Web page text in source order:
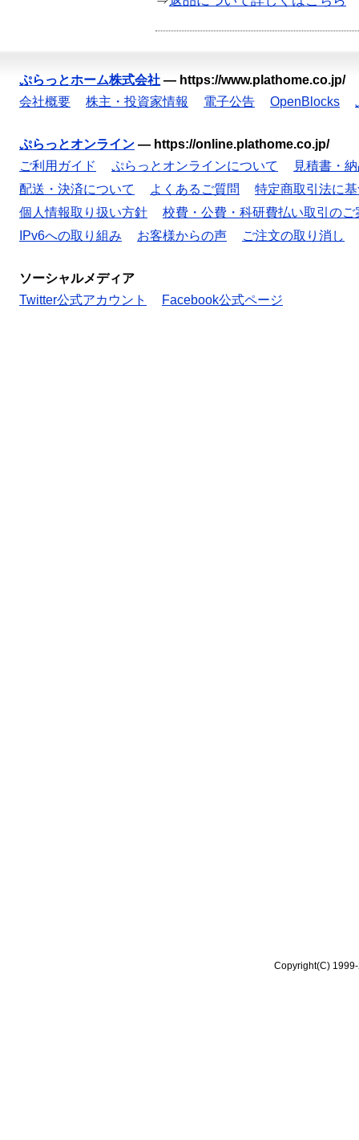
ぷらっとホーム株式会社 — https://www.plathome.co.jp/
会社概要
株主・投資家情報 電子公告 OpenBlocks
ぷらっとオンライン — https://online.plathome.co.jp/
ご利用ガイド
ぷらっとオンラインについて
見積書・
配送・決済について
よくあるご質問
特定商取引法に
個人情報取り扱い方針
校費・公費・科研費払い取引のご
IPv6への取り組み
お客様からの声 ご注文の取り消し
ソーシャルメディア
Twitter公式アカウント
Facebook公式ページ
Copyright(C)